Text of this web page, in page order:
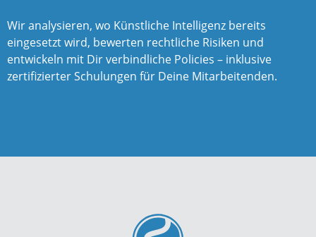
Wir analysieren, wo Künstliche Intelligenz bereits
eingesetzt wird, bewerten rechtliche Risiken und
entwickeln mit Dirverbindliche Policies – inklusive
zertifizierterSchulungen für Deine Mitarbeitenden.